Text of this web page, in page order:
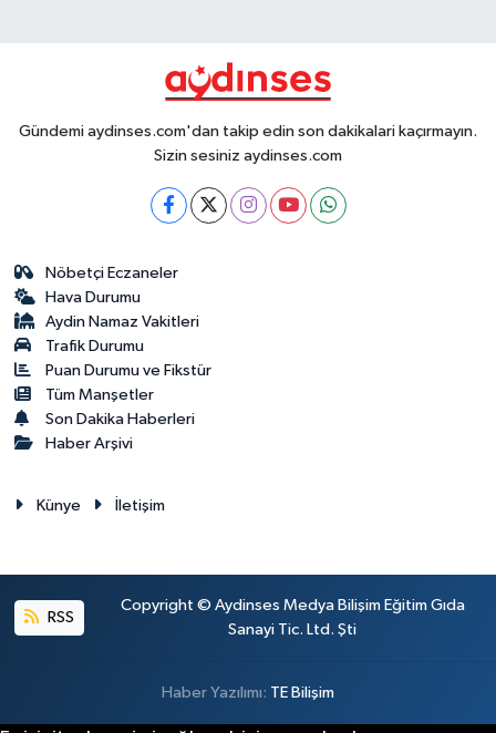
Gündemi aydinses.com'dan takip edin son dakikalari kaçırmayın.
Sizin sesiniz aydinses.com
Nöbetçi Eczaneler
Hava Durumu
Aydin Namaz Vakitleri
Trafik Durumu
Puan Durumu ve Fikstür
Tüm Manşetler
Son Dakika Haberleri
Haber Arşivi
Künye İletişim
RSS
Copyright © Aydinses Medya Bilişim Eğitim Gıda
Sanayi Tic. Ltd. Şti
Haber Yazılımı: TE Bilişim